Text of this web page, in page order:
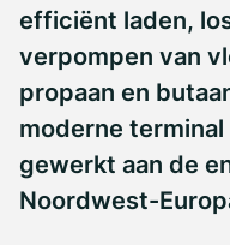
efficiënt laden,
verpompen van
propaan en
moderne
gewerkt aan de
Noordwest-